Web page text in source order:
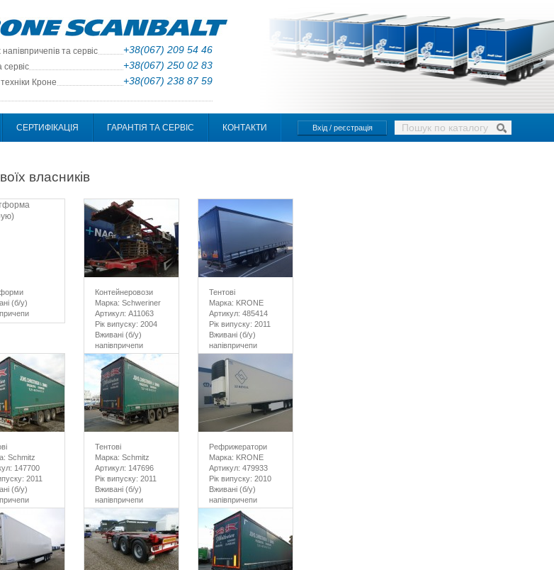
та сервіс +38(067) 209 54 46
сервіс +38(067) 250 02 83
Кроне +38(067) 238 87 59
СЕРТИФІКАЦІЯ ГАРАНТІЯ ТА СЕРВІС КОНТАКТИ Вхід / реєстрація
власників
(б/у)
Контейнеровози
Марка: Schweriner
Артикул: А11063
Рік випуску: 2004
Вживані (б/у)
напівпричепи
Тентові
Марка: KRONE
Артикул: 485414
Рік випуску: 2011
Вживані (б/у)
напівпричепи
Schmitz
147700
2011
(б/у)
Тентові
Марка: Schmitz
Артикул: 147696
Рік випуску: 2011
Вживані (б/у)
напівпричепи
Рефрижератори
Марка: KRONE
Артикул: 479933
Рік випуску: 2010
Вживані (б/у)
напівпричепи